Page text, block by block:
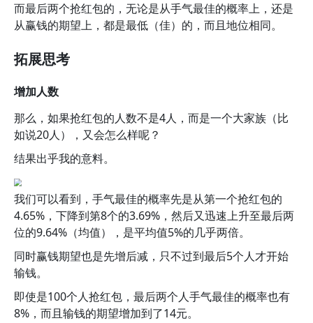
而最后两个抢红包的，无论是从手气最佳的概率上，还是
从赢钱的期望上，都是最低（佳）的，而且地位相同。
拓展思考
增加人数
那么，如果抢红包的人数不是4人，而是一个大家族（比
如说20人），又会怎么样呢？
结果出乎我的意料。
我们可以看到，手气最佳的概率先是从第一个抢红包的
4.65%，下降到第8个的3.69%，然后又迅速上升至最后两
位的9.64%（均值），是平均值5%的几乎两倍。
同时赢钱期望也是先增后减，只不过到最后5个人才开始
输钱。
即使是100个人抢红包，最后两个人手气最佳的概率也有
8%，而且输钱的期望增加到了14元。